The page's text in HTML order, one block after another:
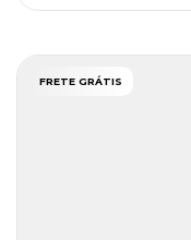
FRETE GRÁTIS